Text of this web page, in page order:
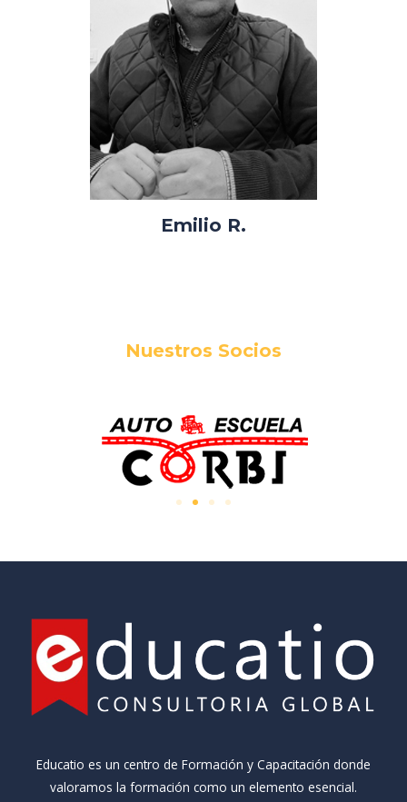
Emilio R.
Nuestros Socios
Educatio es un centro de Formación y Capacitación donde
valoramos la formación como un elemento esencial.